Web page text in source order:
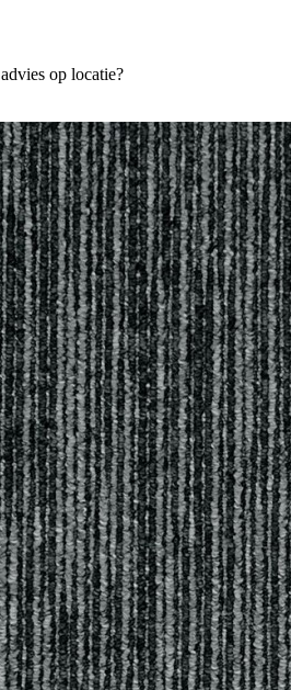
op locatie?